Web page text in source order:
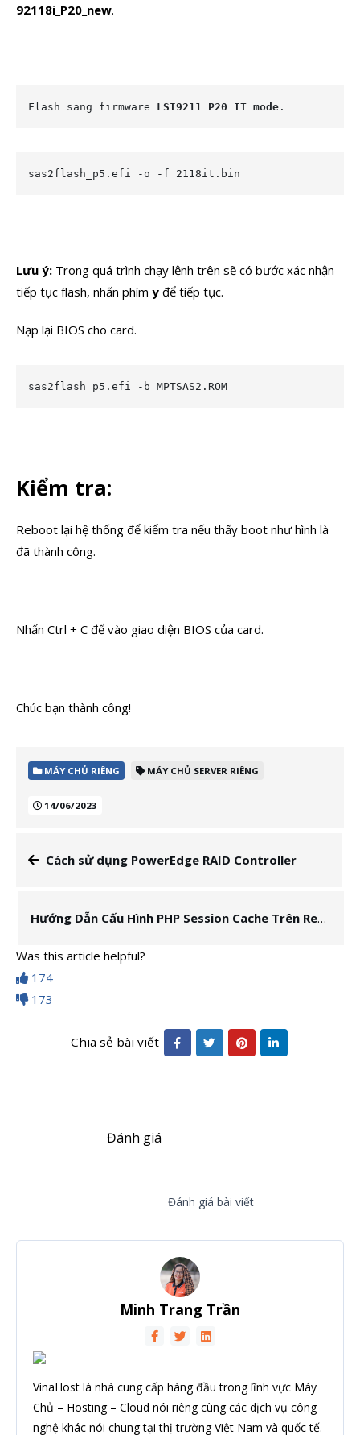
92118i_P20_new.
Flash sang firmware LSI9211 P20 IT mode .
sas2flash_p5.efi -o -f 2118it.bin
Lưu ý: Trong quá trình chạy lệnh trên sẽ có bước xác nhận
tiếp tục flash, nhấn phím y để tiếp tục.
Nạp lại BIOS cho card.
sas2flash_p5.efi -b MPTSAS2.ROM
Kiểm tra:
Reboot lại hệ thống để kiểm tra nếu thấy boot như hình là
đã thành công.
Nhấn Ctrl + C để vào giao diện BIOS của card.
Chúc bạn thành công!
MÁY CHỦ RIÊNG MÁY CHỦ SERVER RIÊNG
14/06/2023
Cách sử dụng PowerEdge RAID Controller
Hướng Dẫn Cấu Hình PHP Session Cache Trên Redis
Was this article helpful?
174
173
Chia sẻ bài viết
Đánh giá
Đánh giá bài viết
Minh Trang Trần
VinaHost là nhà cung cấp hàng đầu trong lĩnh vực Máy
Chủ – Hosting – Cloud nói riêng cùng các dịch vụ công
nghệ khác nói chung tại thị trường Việt Nam và quốc tế.